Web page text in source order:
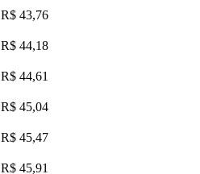
R$ 43,76
R$ 44,18
R$ 44,61
R$ 45,04
R$ 45,47
R$ 45,91